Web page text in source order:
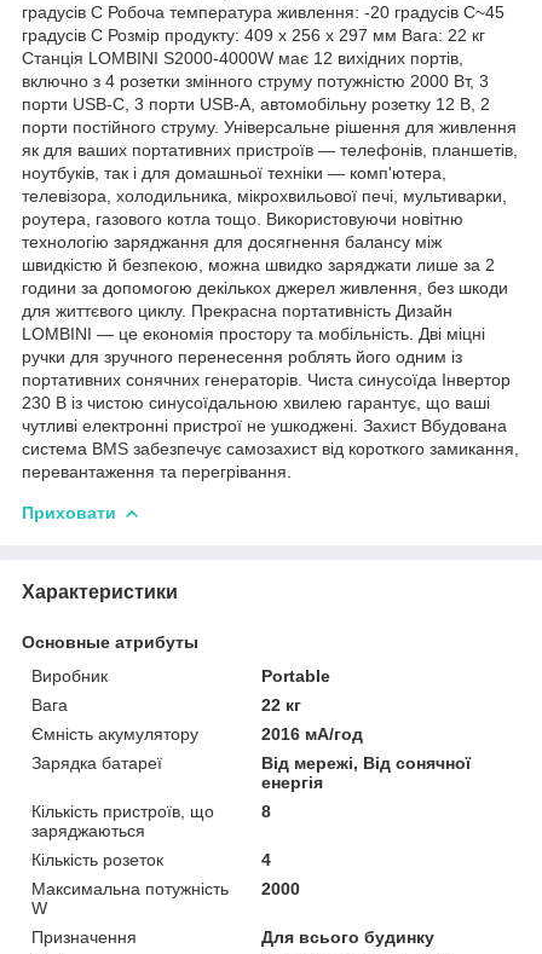
градусів C Робоча температура живлення: -20 градусів C~45
градусів C Розмір продукту: 409 x 256 x 297 мм Вага: 22 кг
Станція LOMBINI S2000-4000W має 12 вихідних портів,
включно з 4 розетки змінного струму потужністю 2000 Вт, 3
порти USB-C, 3 порти USB-A, автомобільну розетку 12 В, 2
порти постійного струму. Універсальне рішення для живлення
як для ваших портативних пристроїв — телефонів, планшетів,
ноутбуків, так і для домашньої техніки — комп'ютера,
телевізора, холодильника, мікрохвильової печі, мультиварки,
роутера, газового котла тощо. Використовуючи новітню
технологію заряджання для досягнення балансу між
швидкістю й безпекою, можна швидко заряджати лише за 2
години за допомогою декількох джерел живлення, без шкоди
для життєвого циклу. Прекрасна портативність Дизайн
LOMBINI — це економія простору та мобільність. Дві міцні
ручки для зручного перенесення роблять його одним із
портативних сонячних генераторів. Чиста синусоїда Інвертор
230 В із чистою синусоїдальною хвилею гарантує, що ваші
чутливі електронні пристрої не ушкоджені. Захист Вбудована
система BMS забезпечує самозахист від короткого замикання,
перевантаження та перегрівання.
Приховати
Характеристики
Основные атрибуты
Виробник
Portable
Вага
22 кг
Ємність акумулятору
2016 мА/год
Зарядка батареї
Від мережі, Від сонячної
енергія
Кількість пристроїв, що
заряджаються
8
Кількість розеток
4
Максимальна потужність
W
2000
Призначення
Для всього будинку